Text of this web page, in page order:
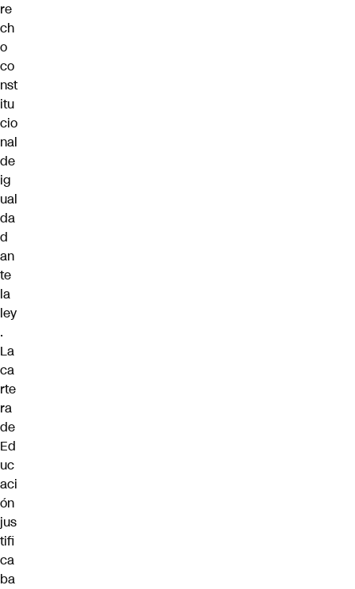
re
ch
o
co
nst
itu
cio
nal
de
ig
ual
da
d
an
te
la
ley
.
La
ca
rte
ra
de
Ed
uc
aci
ón
jus
tifi
ca
ba